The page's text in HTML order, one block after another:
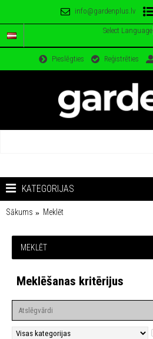
info@gardenplus.lv
Select Language
Pieslēgties Reģistrēties
KATEGORIJAS
Sākums Meklēt
MEKLĒT
Meklēšanas kritērijus